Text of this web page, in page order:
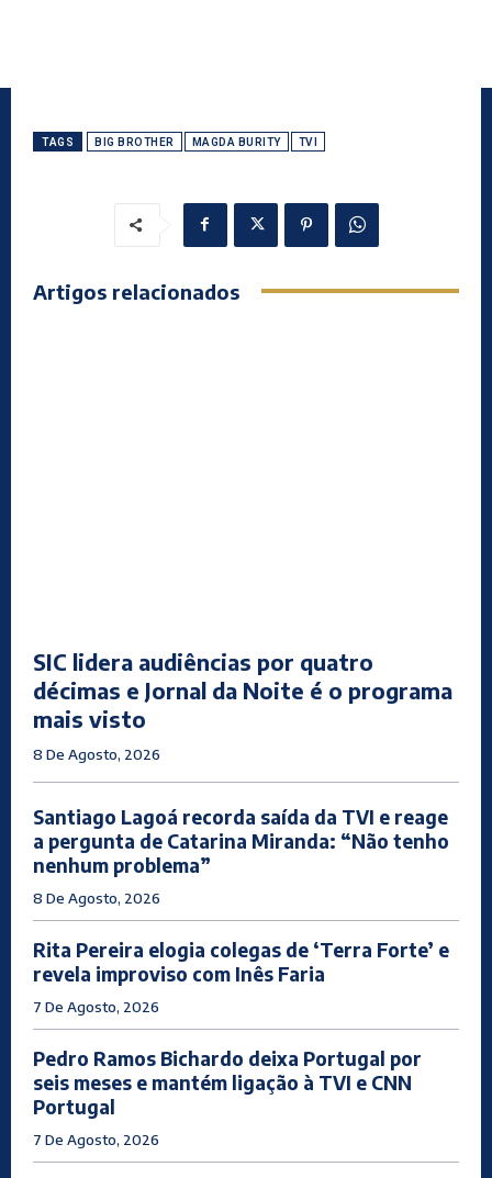
TAGS BIG BROTHER MAGDA BURITY TVI
Artigos relacionados
SIC lidera audiências por quatro
décimas e Jornal da Noite é o programa
mais visto
8 De Agosto, 2026
Santiago Lagoá recorda saída da TVI e reage
a pergunta de Catarina Miranda: “Não tenho
nenhum problema”
8 De Agosto, 2026
Rita Pereira elogia colegas de ‘Terra Forte’ e
revela improviso com Inês Faria
7 De Agosto, 2026
Pedro Ramos Bichardo deixa Portugal por
seis meses e mantém ligação à TVI e CNN
Portugal
7 De Agosto, 2026